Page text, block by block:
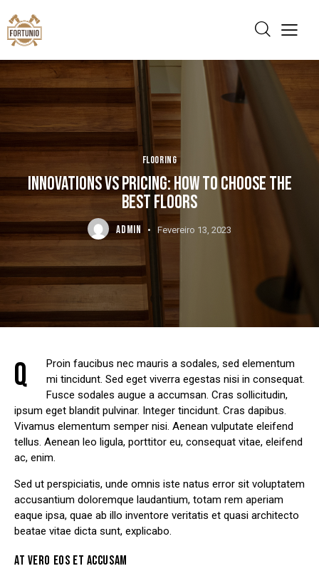
FLOORING
INNOVATIONS VS PRICING: HOW TO CHOOSE THE
BEST FLOORS
ADMIN Fevereiro 13, 2023
Q
Proin faucibus nec mauris a sodales, sed elementum
mi tincidunt. Sed eget viverra egestas nisi in consequat.
Fusce sodales augue a accumsan. Cras sollicitudin,
ipsum eget blandit pulvinar. Integer tincidunt. Cras dapibus.
Vivamus elementum semper nisi. Aenean vulputate eleifend
tellus. Aenean leo ligula, porttitor eu, consequat vitae, eleifend
ac, enim.
Sed ut perspiciatis, unde omnis iste natus error sit voluptatem
accusantium doloremque laudantium, totam rem aperiam
eaque ipsa, quae ab illo inventore veritatis et quasi architecto
beatae vitae dicta sunt, explicabo.
AT VERO EOS ET ACCUSAM